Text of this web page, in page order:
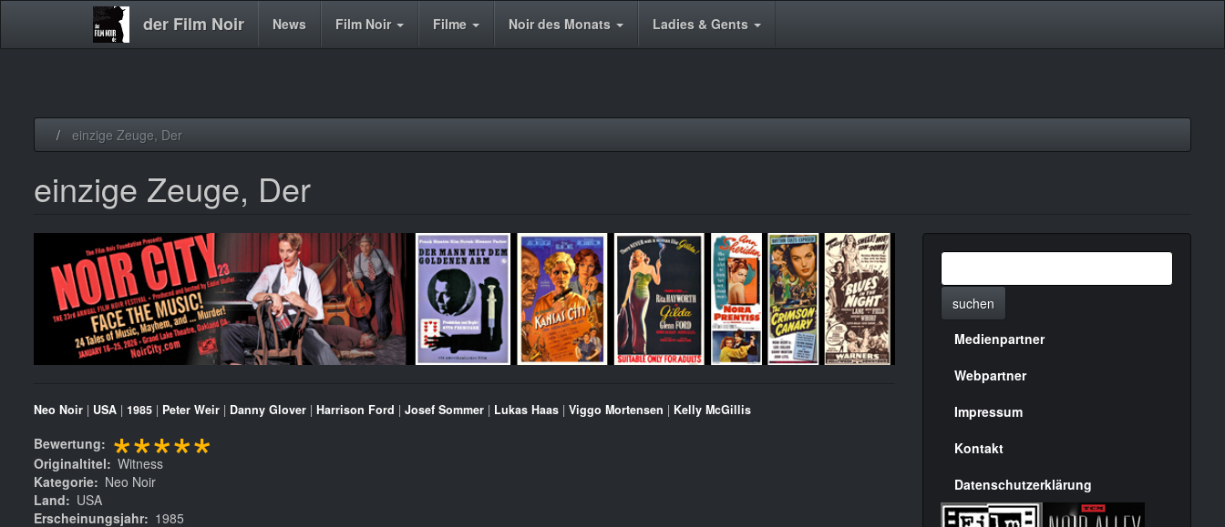
der Film Noir
Main News Film Noir Filme Noir des Monats Ladies & Gents
einzige Zeuge, Der
einzige Zeuge, Der
Neo Noir | USA | 1985 | Peter Weir | Danny Glover | Harrison Ford | Josef Sommer | Lukas Haas | Viggo Mortensen | Kelly McGillis
Bewertung *****
Originaltitel
Witness
Kategorie
Neo Noir
Land
USA
Erscheinungsjahr
1985
suchen
Menülinks
rechte
Seite
Medienpartner
Webpartner
Impressum
Kontakt
Datenschutzerklärung